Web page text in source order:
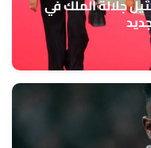
جلالة الملك في